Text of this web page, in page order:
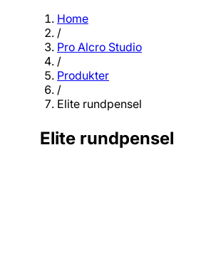
Home
/
Pro Alcro Studio
/
Produkter
/
Elite rundpensel
Elite rundpensel